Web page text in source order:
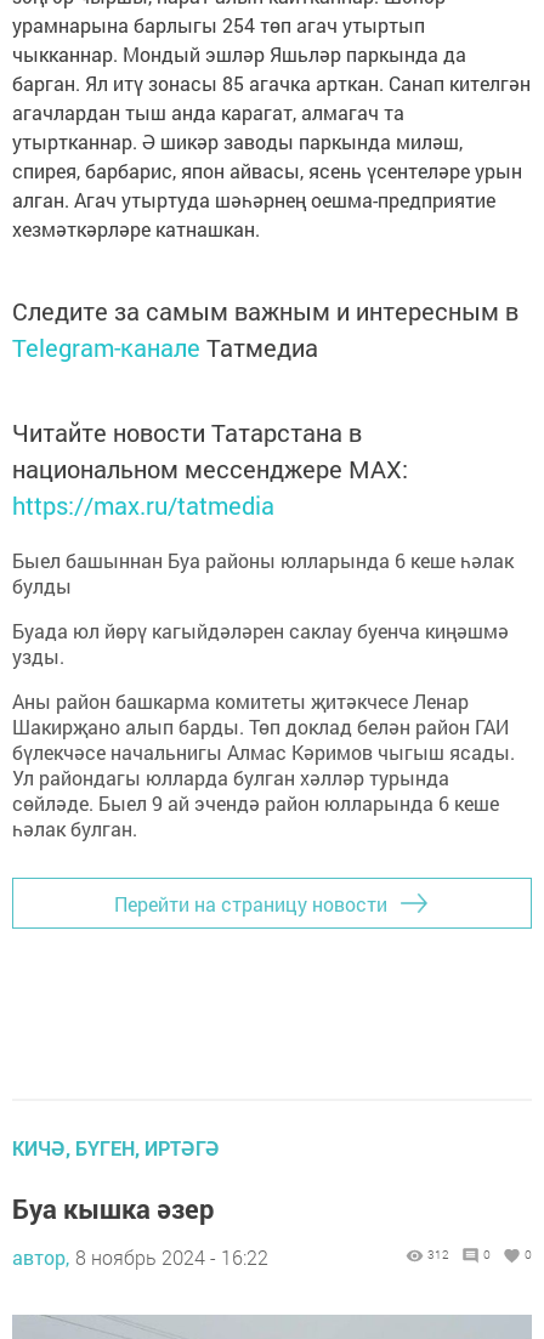
урамнарына барлыгы 254 төп агач утыртып
чыкканнар. Мондый эшләр Яшьләр паркында да
барган. Ял итү зонасы 85 агачка арткан. Санап кителгән
агачлардан тыш анда карагат, алмагач та
утыртканнар. Ә шикәр заводы паркында миләш,
спирея, барбарис, япон айвасы, ясень үсентеләре урын
алган. Агач утыртуда шәһәрнең оешма-предприятие
хезмәткәрләре катнашкан.
Следите за самым важным и интересным в
Telegram-канале Татмедиа
Читайте новости Татарстана в
национальном мессенджере MАХ:
https://max.ru/tatmedia
Быел башыннан Буа районы юлларында 6 кеше һәлак
булды
Буада юл йөрү кагыйдәләрен саклау буенча киңәшмә
узды.
Аны район башкарма комитеты җитәкчесе Ленар
Шакирҗано алып барды. Төп доклад белән район ГАИ
бүлекчәсе начальнигы Алмас Кәримов чыгыш ясады.
Ул райондагы юлларда булган хәлләр турында
сөйләде. Быел 9 ай эчендә район юлларында 6 кеше
һәлак булган.
Перейти на страницу новости
КИЧӘ, БҮГЕН, ИРТӘГӘ
Буа кышка әзер
автор, 8 ноябрь 2024 - 16:22 312 0 0